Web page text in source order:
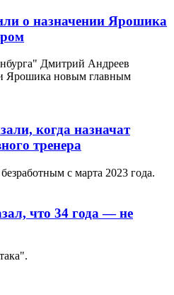
о назначении Ярошика
Дмитрий Андреев
Ярошика новым главным
когда назначат
тренера
с марта 2023 года.
что 34 года — не